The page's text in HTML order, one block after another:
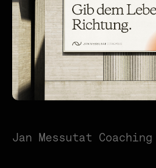
Jan Messutat Coaching